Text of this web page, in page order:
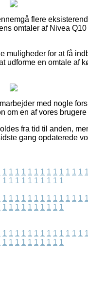
flere
omtaler af Nivea
muligheder for at få
udforme en omtale af
med nogle
om en af vores
fra tid til anden,
gang opdaterede
1 1 1 1 1 1 1 1 1 1 1 1 1 1
1 1 1 1 1 1 1 1 1 1
1 1 1 1 1 1 1 1 1 1 1 1 1 1
1 1 1 1 1 1 1 1 1 1
1 1 1 1 1 1 1 1 1 1 1 1 1 1
1 1 1 1 1 1 1 1 1 1